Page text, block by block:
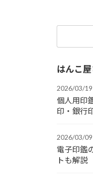
はんこ
2026/03/19
個人用印
印・銀行
2026/03/09
電子印鑑
トも解説